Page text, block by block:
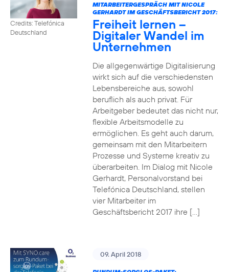
Credits: Telefónica
Deutschland
MITARBEITERGESPRÄCH MIT NICOLE
GERHARDT IM GESCHÄFTSBERICHT 2017:
Freiheit lernen –
Digitaler Wandel im
Unternehmen
Die allgegenwärtige Digitalisierung
wirkt sich auf die verschiedensten
Lebensbereiche aus, sowohl
beruflich als auch privat. Für
Arbeitgeber bedeutet das nicht nur,
flexible Arbeitsmodelle zu
ermöglichen. Es geht auch darum,
gemeinsam mit den Mitarbeitern
Prozesse und Systeme kreativ zu
überarbeiten. Im Dialog mit Nicole
Gerhardt, Personalvorstand bei
Telefónica Deutschland, stellen
vier Mitarbeiter im
Geschäftsbericht 2017 ihre […]
09. April 2018